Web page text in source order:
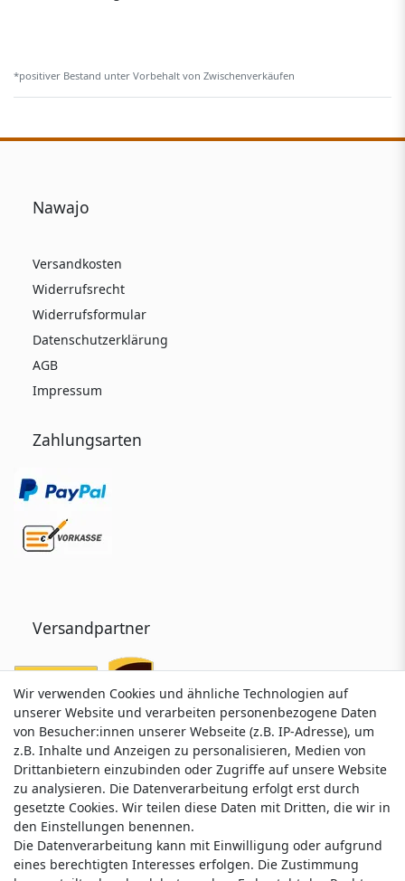
*positiver Bestand unter Vorbehalt von Zwischenverkäufen
Nawajo
Versandkosten
Widerrufsrecht
Widerrufsformular
Datenschutzerklärung
AGB
Impressum
Zahlungsarten
Versandpartner
Service & Kontakt
Wünschen Sie einen Rückruf?
Wir verwenden Cookies und ähnliche Technologien auf
unserer Website und verarbeiten personenbezogene Daten
von Besucher:innen unserer Webseite (z.B. IP-Adresse), um
z.B. Inhalte und Anzeigen zu personalisieren, Medien von
Drittanbietern einzubinden oder Zugriffe auf unsere Website
zu analysieren. Die Datenverarbeitung erfolgt erst durch
gesetzte Cookies. Wir teilen diese Daten mit Dritten, die wir in
den Einstellungen benennen.
Die Datenverarbeitung kann mit Einwilligung oder aufgrund
eines berechtigten Interesses erfolgen. Die Zustimmung
Wir verwenden Cookies und ähnliche Technologien auf
unserer Website und verarbeiten personenbezogene Daten
von Besucher:innen unserer Webseite (z.B. IP-Adresse), um
z.B. Inhalte und Anzeigen zu personalisieren, Medien von
Drittanbietern einzubinden oder Zugriffe auf unsere Website
zu analysieren. Die Datenverarbeitung erfolgt erst durch
gesetzte Cookies. Wir teilen diese Daten mit Dritten, die wir in
den Einstellungen benennen.
Die Datenverarbeitung kann mit Einwilligung oder aufgrund
eines berechtigten Interesses erfolgen. Die Zustimmung